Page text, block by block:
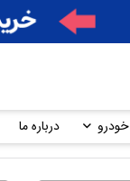
خودرو درباره ما